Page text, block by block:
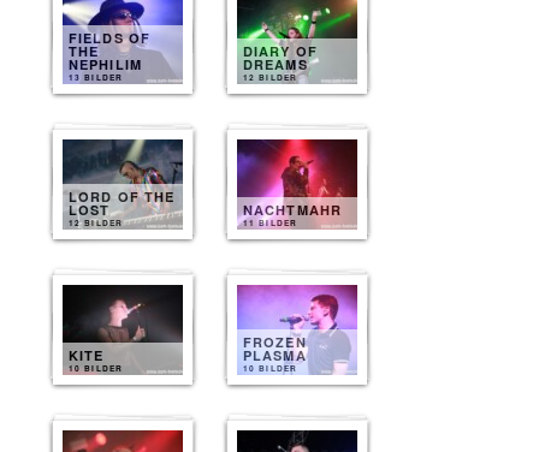
FIELDS OF
THE
NEPHILIM
13 BILDER
DIARY OF
DREAMS
12 BILDER
LORD OF THE
LOST
12 BILDER
NACHTMAHR
11 BILDER
KITE
10 BILDER
FROZEN
PLASMA
10 BILDER